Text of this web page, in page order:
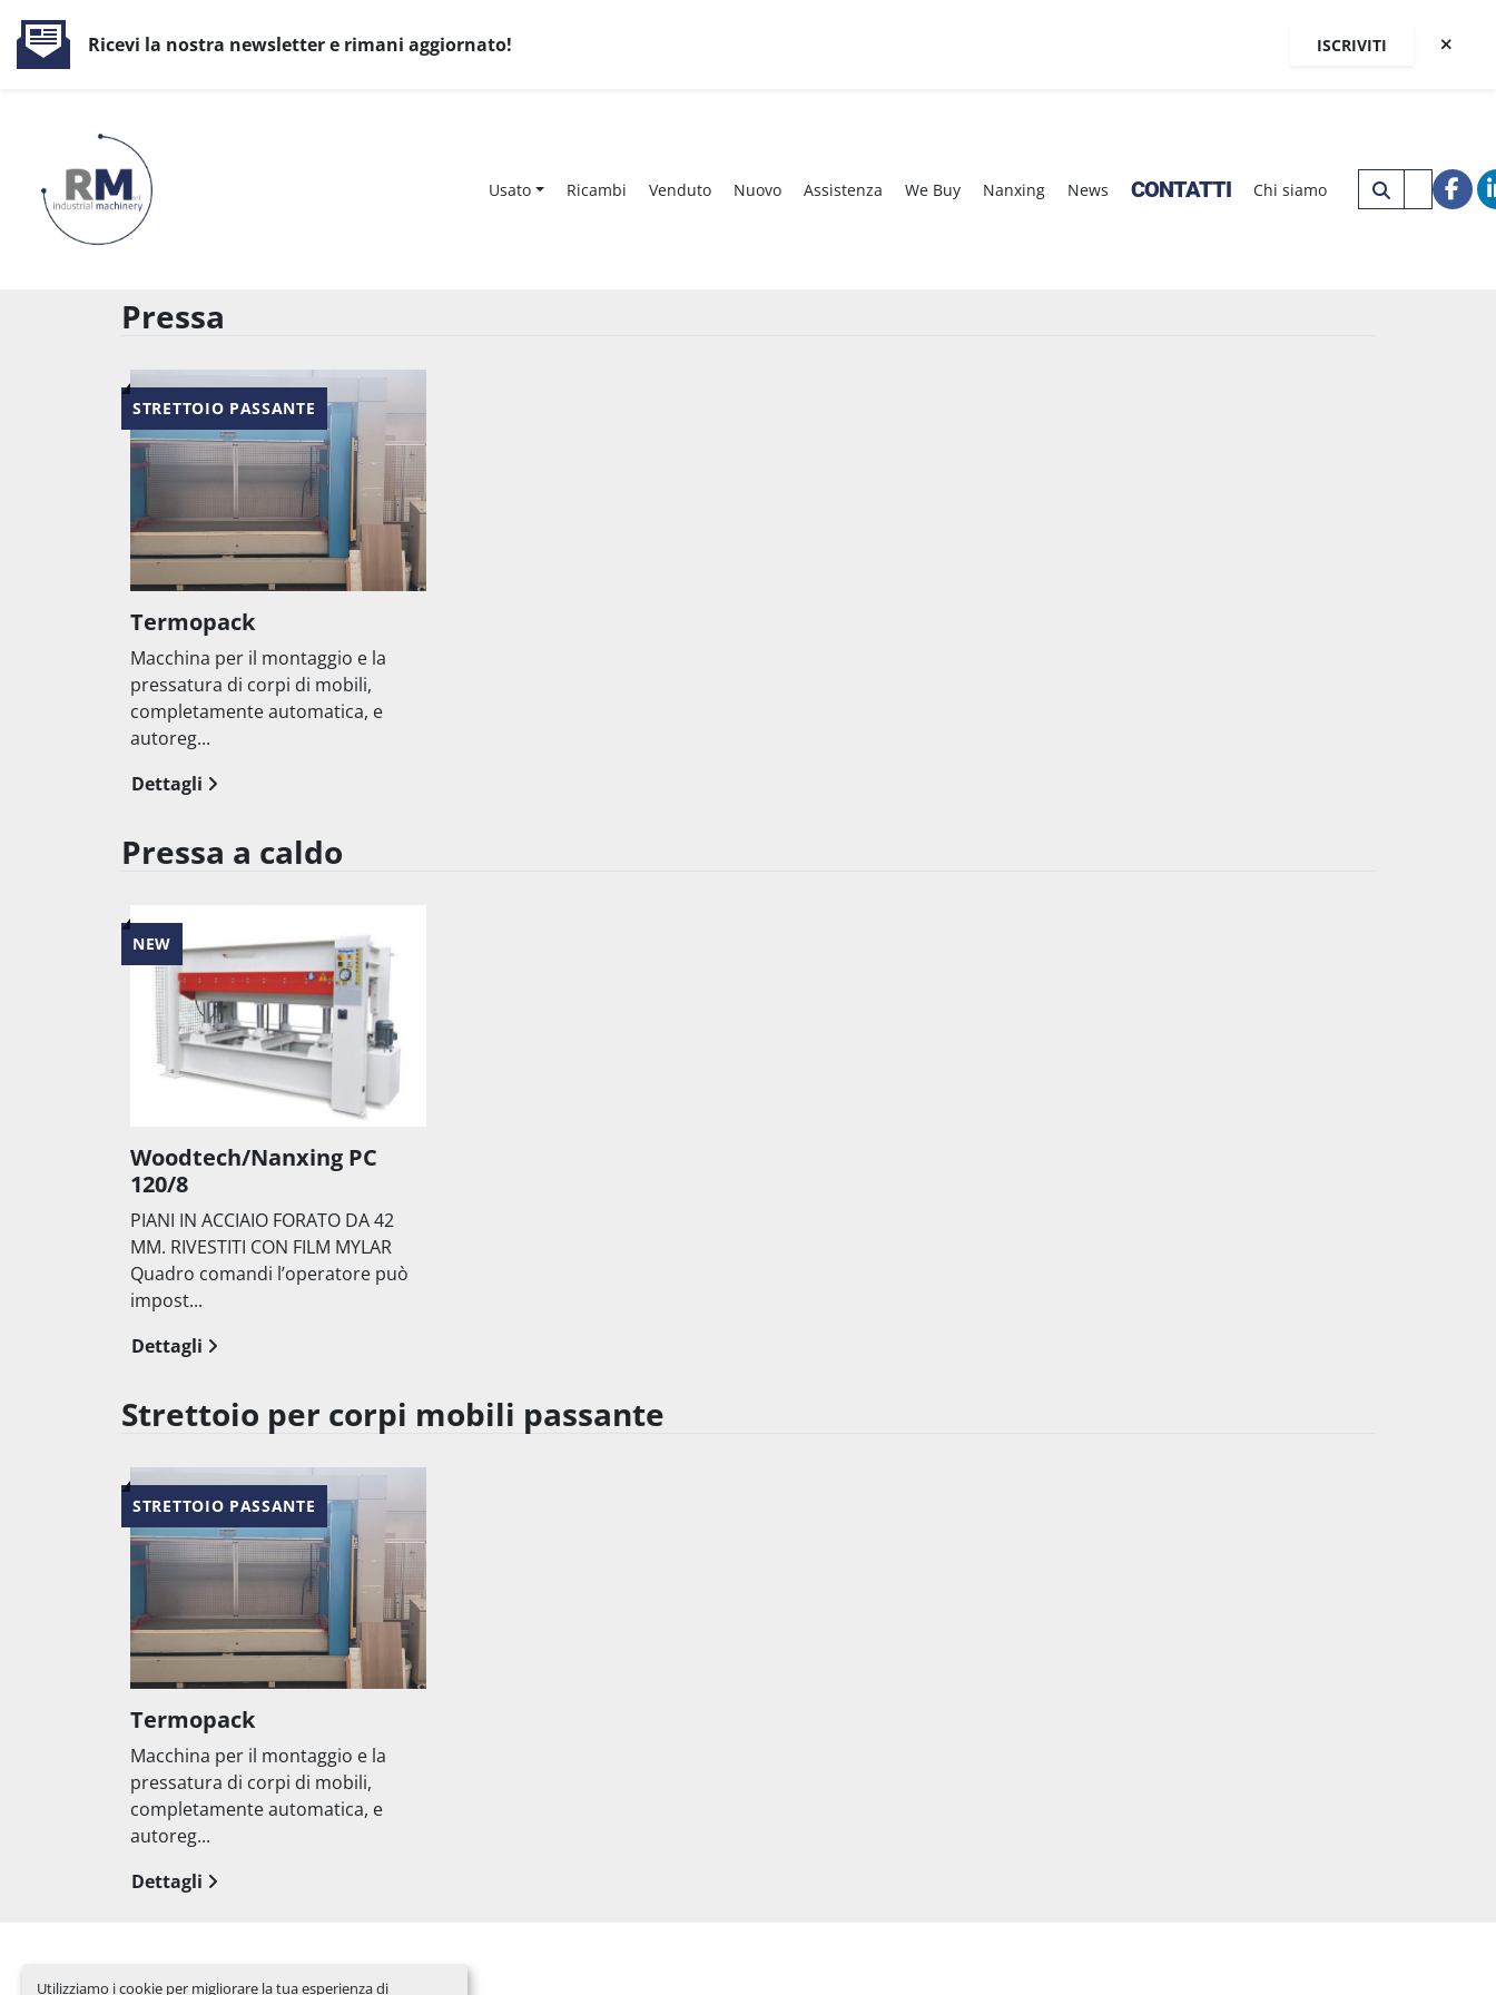
Utilizziamo i cookie per migliorare la tua esperienza di
Ricevi la nostra newsletter e rimani aggiornato! ISCRIVITI
Usato Ricambi Venduto Nuovo Assistenza We Buy Nanxing News CONTATTI Chi siamo
Pressa
STRETTOIO PASSANTE
Termopack
Macchina per il montaggio e la
pressatura di corpi di mobili,
completamente automatica, e
autoreg...
Dettagli
Pressa a caldo
NEW
Woodtech/Nanxing PC
120/8
PIANI IN ACCIAIO FORATO DA 42
MM. RIVESTITI CON FILM MYLAR
Quadro comandi l’operatore può
impost...
Dettagli
Strettoio per corpi mobili passante
STRETTOIO PASSANTE
Termopack
Macchina per il montaggio e la
pressatura di corpi di mobili,
completamente automatica, e
autoreg...
Dettagli